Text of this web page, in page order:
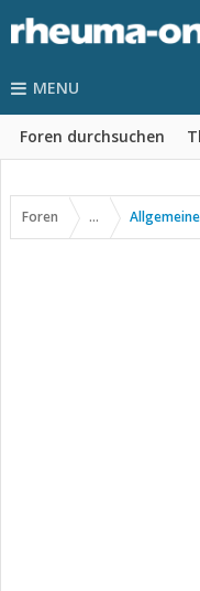
MENU
Foren durchsuchen
Foren ...